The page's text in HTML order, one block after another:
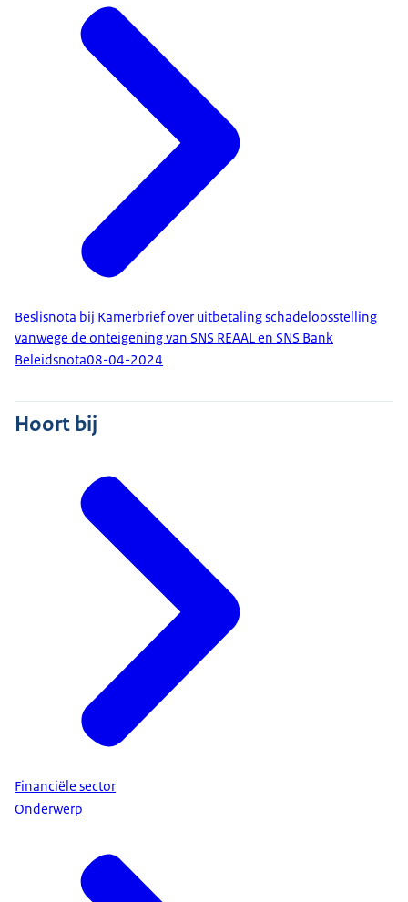
Beslisnota bij Kamerbrief over uitbetaling schadeloosstelling
vanwege de onteigening van SNS REAAL en SNS Bank
Beleidsnota08-04-2024
Hoort bij
Financiële sector
Onderwerp